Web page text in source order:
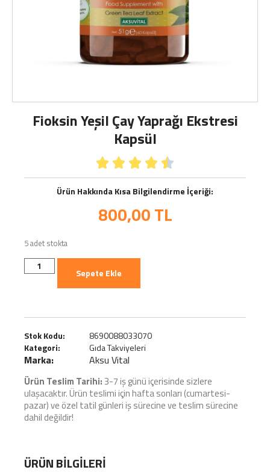
Fioksin Yeşil Çay Yaprağı Ekstresi
Kapsül
    
Ürün Hakkında Kısa Bilgilendirme İçeriği:
800,00TL
5 adet stokta
Sepete Ekle
Stok Kodu:
8690088033070
Kategori:
Gıda Takviyeleri
Marka: Aksu Vital
Ürün Teslim Tarihi:3-7 iş günü içerisinde sizlere
ulaşacaktır. Ürün teslimi için hafta sonları (cumartesi-
pazar) ve özel tatil günleri iş sürecine ve teslim sürecine
dahil değildir!
ÜRÜN BILGILERI